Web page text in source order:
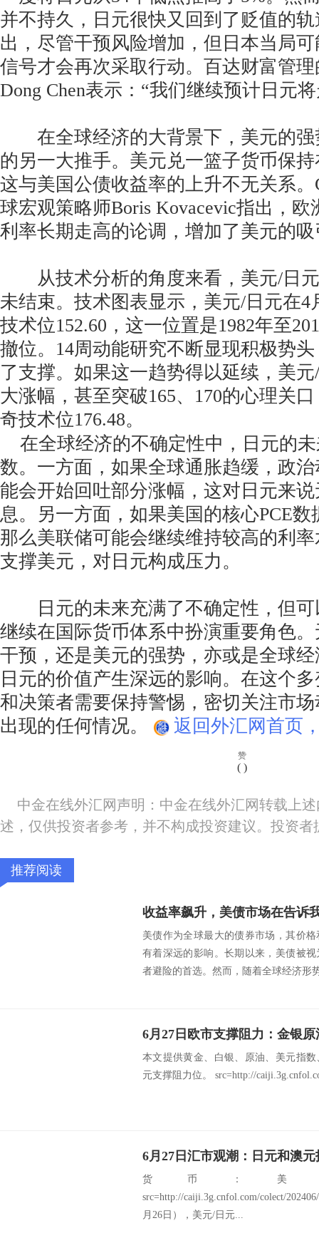
并不持久，日元很快又回到了贬值的
出，尽管干预风险增加，但日本当局
信号才会再次采取行动。百达财富管
Dong Chen表示：“我们继续预计日元
在全球经济的大背景下，美元的强
的另一大推手。美元兑一篮子货币保
这与美国公债收益率的上升不无关系。
球宏观策略师Boris Kovacevic指出，
利率长期走高的论调，增加了美元的
从技术分析的角度来看，美元/日元
未结束。技术图表显示，美元/日元在4
技术位152.60，这一位置是1982年至
撤位。14周动能研究不断显现积极势
了支撑。如果这一趋势得以延续，美
大涨幅，甚至突破165、170的心理关
奇技术位176.48。
在全球经济的不确定性中，日元的
数。一方面，如果全球通胀趋缓，政
能会开始回吐部分涨幅，这对日元来
息。另一方面，如果美国的核心PCE
那么美联储可能会继续维持较高的利
支撑美元，对日元构成压力。
日元的未来充满了不确定性，但可
继续在国际货币体系中扮演重要角色
干预，还是美元的强势，亦或是全球
日元的价值产生深远的影响。在这个
和决策者需要保持警惕，密切关注市
出现的任何情况。
返回外汇网首页
赞
( )
中金在线外汇网声明：中金在线外汇网转载上
述，仅供投资者参考，并不构成投资建议。投资
推荐阅读
收益率飙升，美债市场在告诉
美债作为全球最大的债券市场，其价
有着深远的影响。长期以来，美债被
者避险的首选。然而，随着全球经济形
本文提供黄金、白银、原油、美元指
元支撑阻力位。 src=http://
6月27日汇市观潮：日元和澳
货币：
src=http://caiji.3g.cnfol.com/colect/
月26日），美元/日元...